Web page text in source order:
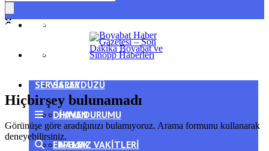
AYANCIK
SARAYDÜZÜ
DIKMEN
ERFELEK
GENEL
SPOR
SERVISLER
HAVA DURUMU
NAMAZ VAKITLERI
Hiçbirşey bulunamadı
Görünüşe göre aradığınızı bulamıyoruz. Arama formunu kullanarak
deneyebilirsiniz.